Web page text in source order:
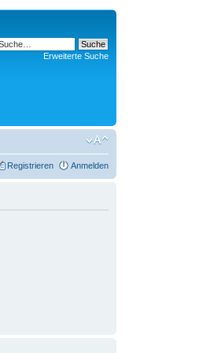
Erweiterte Suche
Registrieren Anmelden